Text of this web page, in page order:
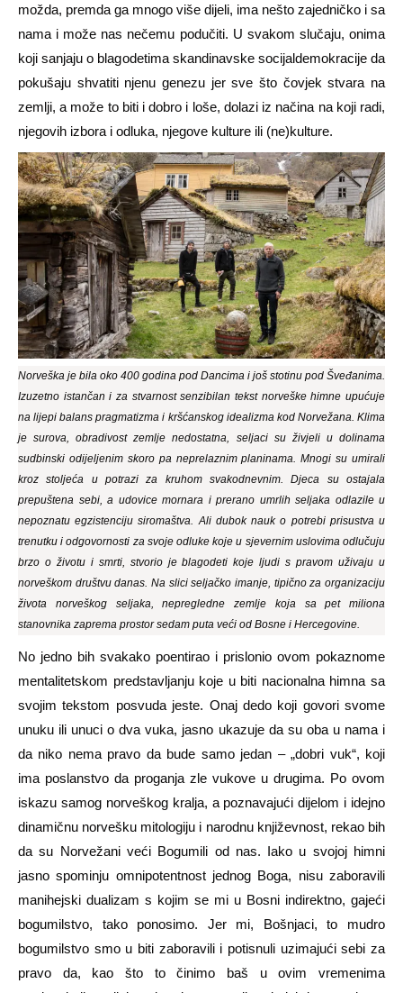
možda, premda ga mnogo više dijeli, ima nešto zajedničko i sa
nama i može nas nečemu podučiti. U svakom slučaju, onima
koji sanjaju o blagodetima skandinavske socijaldemokracije da
pokušaju shvatiti njenu genezu jer sve što čovjek stvara na
zemlji, a može to biti i dobro i loše, dolazi iz načina na koji radi,
njegovih izbora i odluka, njegove kulture ili (ne)kulture.
Norveška je bila oko 400 godina pod Dancima i još stotinu pod Šveđanima.
Izuzetno istančan i za stvarnost senzibilan tekst norveške himne upućuje
na lijepi balans pragmatizma i kršćanskog idealizma kod Norvežana. Klima
je surova, obradivost zemlje nedostatna, seljaci su živjeli u dolinama
sudbinski odijeljenim skoro pa neprelaznim planinama. Mnogi su umirali
kroz stoljeća u potrazi za kruhom svakodnevnim. Djeca su ostajala
prepuštena sebi, a udovice mornara i prerano umrlih seljaka odlazile u
nepoznatu egzistenciju siromaštva. Ali dubok nauk o potrebi prisustva u
trenutku i odgovornosti za svoje odluke koje u sjevernim uslovima odlučuju
brzo o životu i smrti, stvorio je blagodeti koje ljudi s pravom uživaju u
norveškom društvu danas. Na slici seljačko imanje, tipično za organizaciju
života norveškog seljaka, nepregledne zemlje koja sa pet miliona
stanovnika zaprema prostor sedam puta veći od Bosne i Hercegovine.
No jedno bih svakako poentirao i prislonio ovom pokaznome
mentalitetskom predstavljanju koje u biti nacionalna himna sa
svojim tekstom posvuda jeste. Onaj dedo koji govori svome
unuku ili unuci o dva vuka, jasno ukazuje da su oba u nama i
da niko nema pravo da bude samo jedan – „dobri vuk“, koji
ima poslanstvo da proganja zle vukove u drugima. Po ovom
iskazu samog norveškog kralja, a poznavajući dijelom i idejno
dinamičnu norvešku mitologiju i narodnu književnost, rekao bih
da su Norvežani veći Bogumili od nas. Iako u svojoj himni
jasno spominju omnipotentnost jednog Boga, nisu zaboravili
manihejski dualizam s kojim se mi u Bosni indirektno, gajeći
bogumilstvo, tako ponosimo. Jer mi, Bošnjaci, to mudro
bogumilstvo smo u biti zaboravili i potisnuli uzimajući sebi za
pravo da, kao što to činimo baš u ovim vremenima